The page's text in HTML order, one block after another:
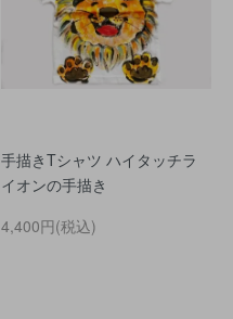
手描きTシャツ ハイタッチラ
イオンの手描き
4,400円(税込)